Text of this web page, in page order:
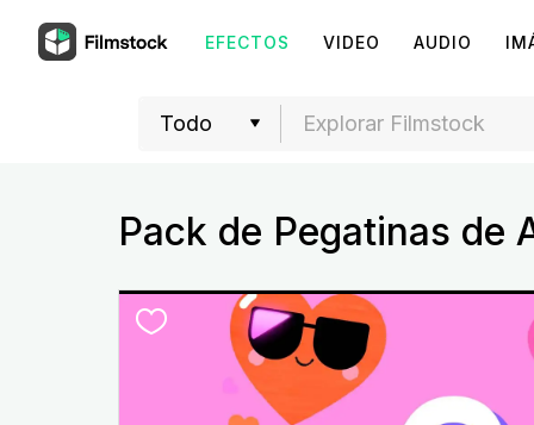
EFECTOS VIDEO AUDIO
Pack de Pegatinas de